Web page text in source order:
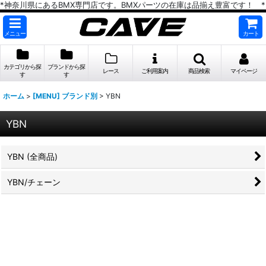
*神奈川県にあるBMX専門店です。BMXパーツの在庫は品揃え豊富です！ *
メニュー カート
カテゴリから探
す
ブランドから探
す
レース ご利用案内 商品検索 マイページ
ホーム > [MENU] ブランド別 > YBN
YBN
YBN (全商品)
YBN/チェーン